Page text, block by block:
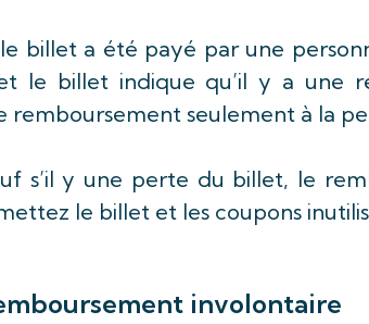
le billet a été payé par une
le billet indique qu’il y a une
remboursement seulement à la
s’il y une perte du billet, le
le billet et les coupons
involontaire